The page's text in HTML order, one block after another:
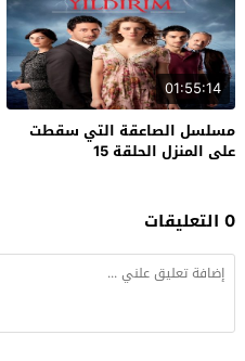
01:55:14
مسلسل الصاعقة التي سقطت
على المنزل الحلقة 15
0 التعليقات